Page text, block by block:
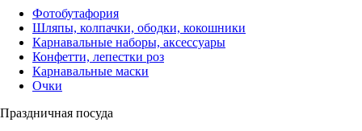
Фотобутафория
Шляпы, колпачки, ободки, кокошники
Карнавальные наборы, аксессуары
Конфетти, лепестки роз
Карнавальные маски
Очки
Праздничная посуда